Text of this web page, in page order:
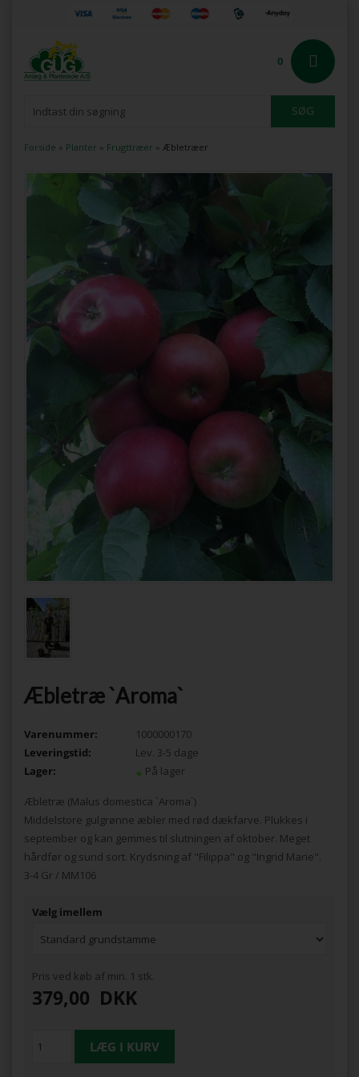
0
Forside » Planter » Frugttræer » Æbletræer
Æbletræ `Aroma`
Varenummer:
1000000170
Leveringstid:
Lev. 3-5 dage
Lager:
På lager
Æbletræ (Malus domestica `Aroma`)
Middelstore gulgrønne æbler med rød dækfarve. Plukkes i
september og kan gemmes til slutningen af oktober. Meget
hårdfør og sund sort. Krydsning af "Filippa" og "Ingrid Marie".
3-4 Gr / MM106
Vælg imellem
Pris ved køb af min. 1 stk.
379,00 DKK